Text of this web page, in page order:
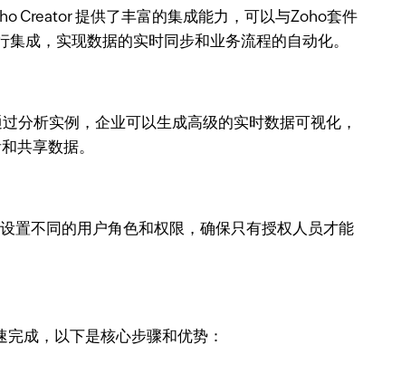
Creator 提供了丰富的集成能力，可以与Zoho套件
成，实现数据的实时同步和业务流程的自动化。
分析实例，企业可以生成高级的实时数据可视化，
共享数据。
置不同的用户角色和权限，确保只有授权人员才能
完成，以下是核心步骤和优势：